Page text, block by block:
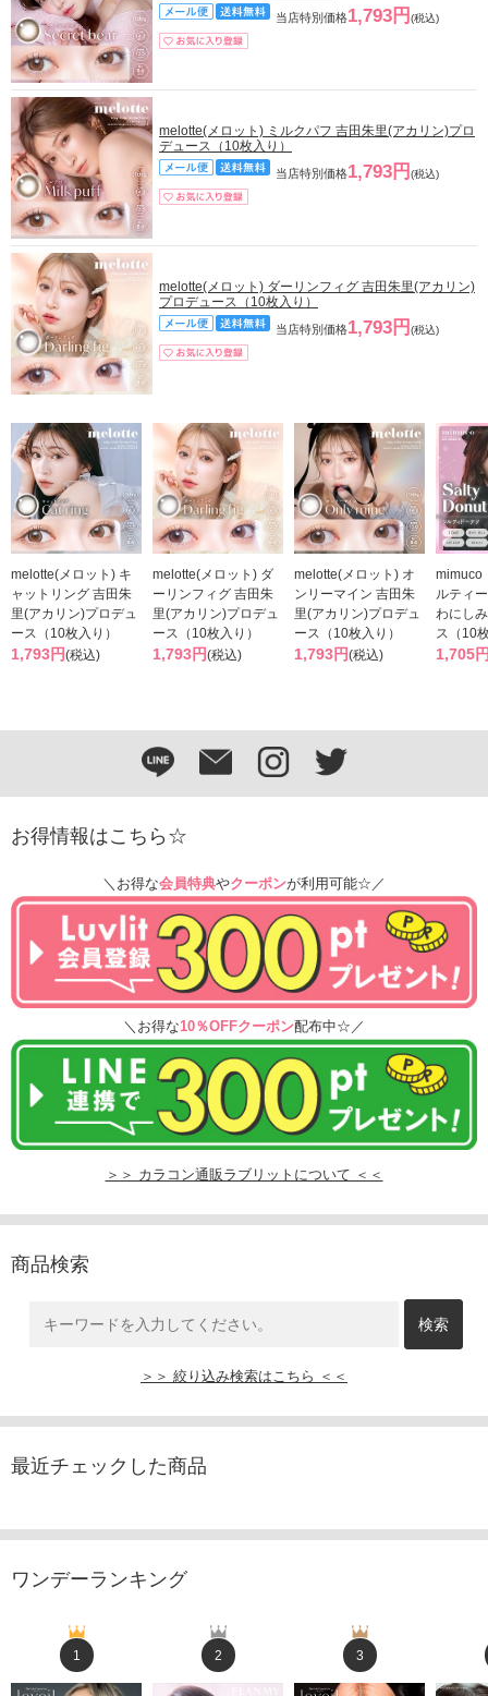
当店特別価格1,793円 (税込)
melotte(メロット) ミルクパフ 吉田朱里(アカリン)プロ
デュース（10枚入り）
当店特別価格1,793円 (税込)
melotte(メロット) ダーリンフィグ 吉田朱里(アカリン)
プロデュース（10枚入り）
当店特別価格1,793円 (税込)
melotte(メロット) キ
ャットリング 吉田朱
里(アカリン)プロデュ
ース（10枚入り）
1,793円(税込)
melotte(メロット) ダ
ーリンフィグ 吉田朱
里(アカリン)プロデュ
ース（10枚入り）
1,793円(税込)
melotte(メロット) オ
ンリーマイン 吉田朱
里(アカリン)プロデュ
ース（10枚入り）
1,793円(税込)
mimuco
ルティ
わにし
ス（10
1,705
お得情報はこちら☆
＼お得な会員特典やクーポンが利用可能☆／
＼お得な10％OFFクーポン配布中☆／
＞＞ カラコン通販ラブリットについて ＜＜
商品検索
＞＞ 絞り込み検索はこちら ＜＜
最近チェックした商品
ワンデーランキング
1 2 3